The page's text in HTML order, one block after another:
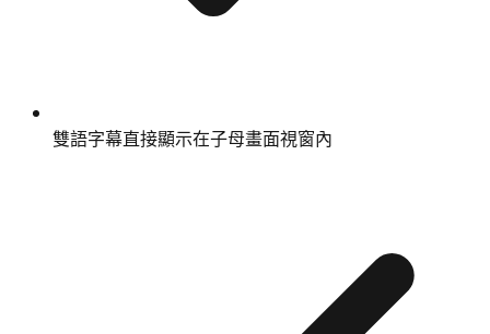
雙語字幕直接顯示在子母畫面視窗內